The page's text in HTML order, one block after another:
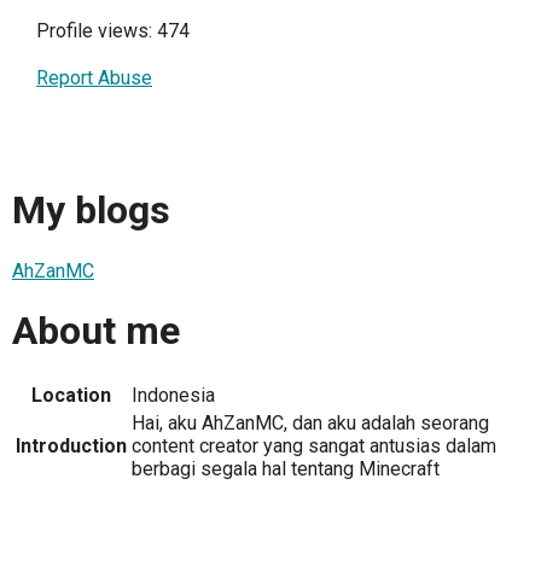
Profile views: 474
Report Abuse
My blogs
AhZanMC
About me
Location Indonesia
Introduction
Hai, aku AhZanMC, dan aku adalah seorang
content creator yang sangat antusias dalam
berbagi segala hal tentang Minecraft